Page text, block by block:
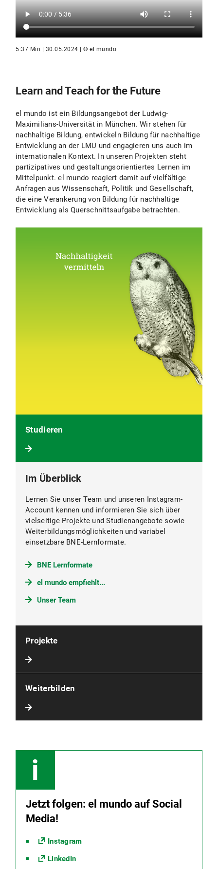
5:37 Min | 30.05.2024 | © el mundo
Learn and Teach for the Future
el mundo ist ein Bildungsangebot der Ludwig-
Maximilians-Universität in München. Wir stehen für
nachhaltige Bildung, entwickeln Bildung für nachhaltige
Entwicklung an der LMU und engagieren uns auch im
internationalen Kontext. In unseren Projekten steht
partizipatives und gestaltungsorientiertes Lernen im
Mittelpunkt. el mundo reagiert damit auf vielfältige
Anfragen aus Wissenschaft, Politik und Gesellschaft,
die eine Verankerung von Bildung für nachhaltige
Entwicklung als Querschnittsaufgabe betrachten.
Im Überblick
Lernen Sie unser Team und unseren Instagram-
Account kennen und informieren Sie sich über
vielseitige Projekte und Studienangebote sowie
Weiterbildungsmöglichkeiten und variabel
einsetzbare BNE-Lernformate.
BNE Lernformate
el mundo empfiehlt...
Unser Team
Studieren
Projekte
Weiterbilden
Jetzt folgen: el mundo auf Social
Media!
Instagram
LinkedIn